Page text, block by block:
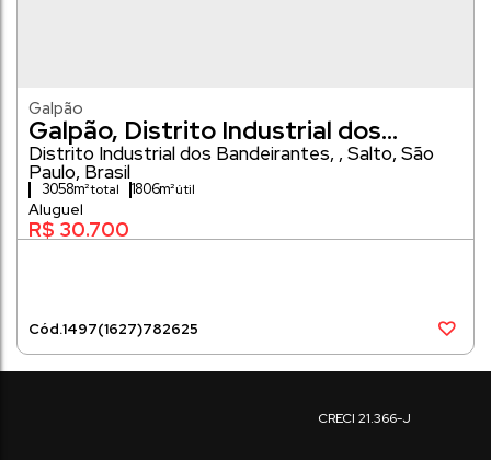
Galpão, Distrito Industrial dos
Bandeirantes - Salto
Galpão
R$ 30.700
1497(1627)782625
Distrito Industrial dos Bandeirantes , Salto, São
Paulo, Brasil
3058m² 1806m²